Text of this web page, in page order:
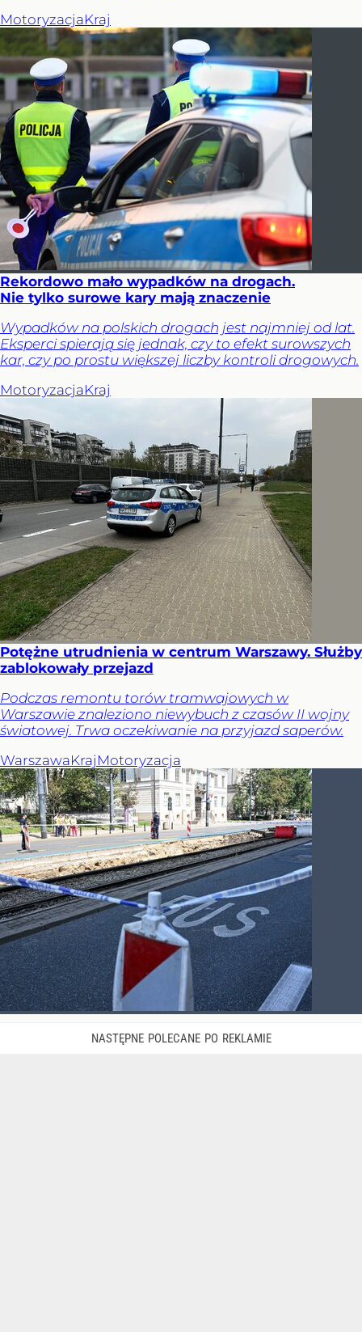
MotoryzacjaKraj
Rekordowo mało wypadków na drogach.
Nie tylko surowe kary mają znaczenie
Wypadków na polskich drogach jest najmniej od lat.
Eksperci spierają się jednak, czy to efekt surowszych
kar, czy po prostu większej liczby kontroli drogowych.
MotoryzacjaKraj
Potężne utrudnienia w centrum Warszawy. Służby
zablokowały przejazd
Podczas remontu torów tramwajowych w
Warszawie znaleziono niewybuch z czasów II wojny
światowej. Trwa oczekiwanie na przyjazd saperów.
WarszawaKraj Motoryzacja